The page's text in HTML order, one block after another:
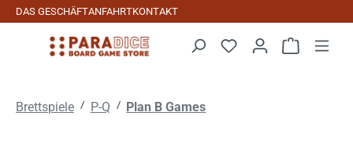
Zum Hauptinhalt springen
DAS GESCHÄFTANFAHRTKONTAKT
Brettspiele / P-Q / Plan B Games